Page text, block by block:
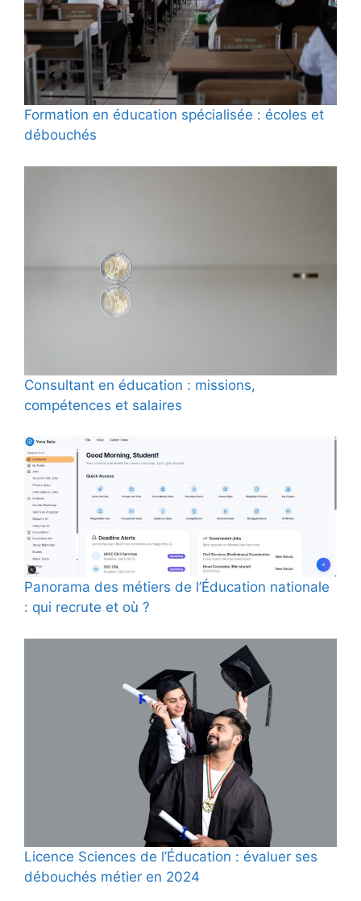
Formation en éducation spécialisée : écoles et
débouchés
Consultant en éducation : missions,
compétences et salaires
Panorama des métiers de l’Éducation nationale
: qui recrute et où ?
Licence Sciences de l’Éducation : évaluer ses
débouchés métier en 2024